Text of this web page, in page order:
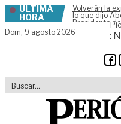
Skip to content
ÚLTIMA
HORA
Volverán la
lo que dijo
Presidente
Dom, 9 agosto 2026 :